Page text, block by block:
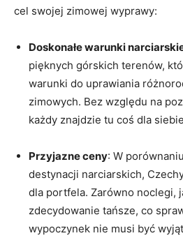
cel swojej⁣ zimowej‍ wyprawy:
Doskonałe ⁢warunki
pięknych górskich‌ terenów,
warunki do uprawiania
zimowych. Bez względu na
każdy​ znajdzie tu​ coś dla
Przyjazne​ ceny:​ W
destynacji narciarskich,​
dla portfela. ⁢Zarówno noclegi,
zdecydowanie tańsze, ‌co
wypoczynek nie musi być